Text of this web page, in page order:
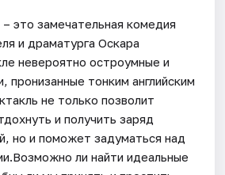
это замечательная комедия
и драматурга Оскара
невероятно остроумные и
пронизанные тонким английским
не только позволит
и получить заряд
но и поможет задуматься над
ли найти идеальные